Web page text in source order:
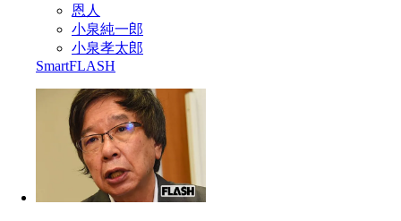
恩人
小泉純一郎
小泉孝太郎
SmartFLASH